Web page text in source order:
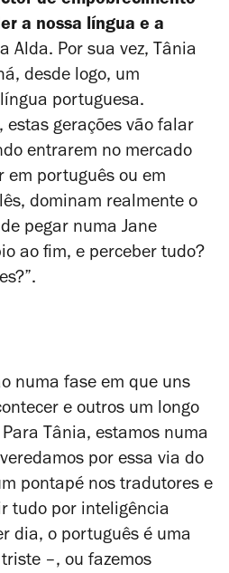
a nossa língua e a
Alda. Por sua vez, Tânia
desde logo, um
portuguesa.
estas gerações vão falar
entrarem no mercado
português ou em
dominam realmente o
pegar numa Jane
ao fim, e perceber tudo?
numa fase em que uns
e outros um longo
Tânia, estamos numa
por essa via do
pontapé nos tradutores e
tudo por inteligência
dia, o português é uma
–, ou fazemos